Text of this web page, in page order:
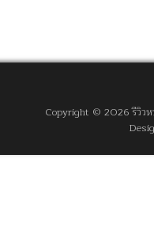
Copyright © 2026 รีวิวห